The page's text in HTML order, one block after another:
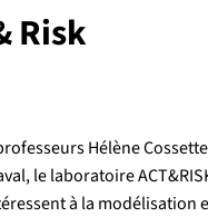
Risk
Hélène
le laboratoire
à la modélisation